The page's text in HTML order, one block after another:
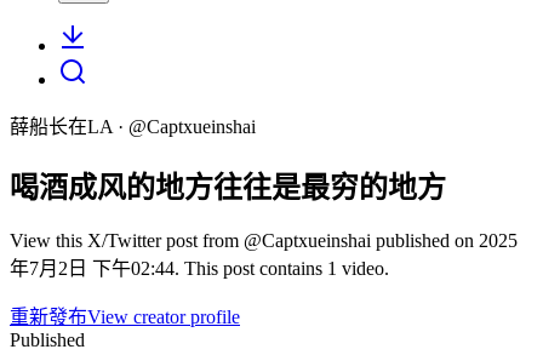
薛船长在LA · @Captxueinshai
喝酒成风的地方往往是最穷的地方
View this X/Twitter post from @Captxueinshai published on 2025
年7月2日 下午02:44. This post contains 1 video.
重新發布View creator profile
Published